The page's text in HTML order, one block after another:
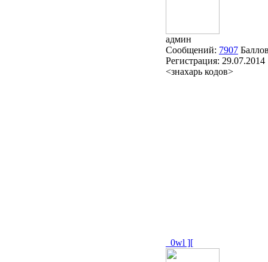
админ
Сообщений: 7907
Регистрация: 29.07.2014
<знахарь кодов>
_0wl ][